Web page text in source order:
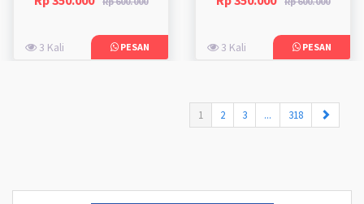
3 Kali PESAN 3 Kali PESAN
1 (current)
2 3 ... 318